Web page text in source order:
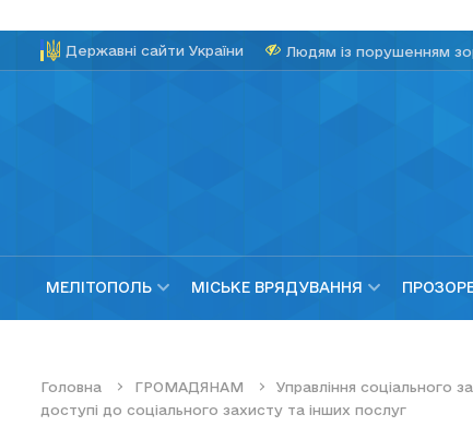
Державні сайти України Людям із порушенням
МЕЛІТОПОЛЬ МІСЬКЕ ВРЯДУВАННЯ
Головна ГРОМАДЯНАМ Управління соціального
доступі до соціального захисту та інших послуг